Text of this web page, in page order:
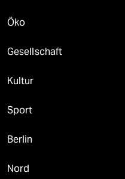
Öko
Gesellschaft
Kultur
Sport
Berlin
Nord